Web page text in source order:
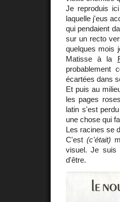
Je reproduis
laquelle j'eus
qui pendaient
sur un recto
quelques mois
Matisse à la
probablement
écartées dans
Et puis au
les pages
latin s'est
une chose qui
Les racines se
C'est (c'était)
visuel. Je suis
d'être.